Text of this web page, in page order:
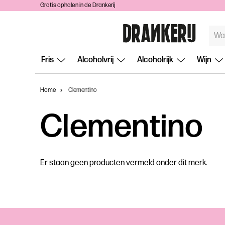
Gratis ophalen in de Drankerij
Fris Alcoholvrij Alcoholrijk Wijn
Home Clementino
Clementino
Er staan geen producten vermeld onder dit merk.